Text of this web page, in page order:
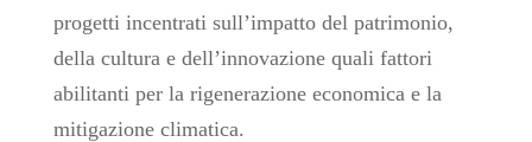
progetti incentrati sull’impatto del patrimonio,
della cultura e dell’innovazione quali fattori
abilitanti per la rigenerazione economica e la
mitigazione climatica.